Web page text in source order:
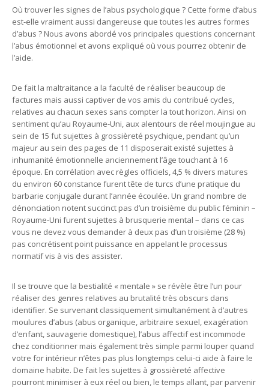
Où trouver les signes de l’abus psychologique ? Cette forme d’abus
est-elle vraiment aussi dangereuse que toutes les autres formes
d’abus ? Nous avons abordé vos principales questions concernant
l’abus émotionnel et avons expliqué où vous pourrez obtenir de
l’aide.
De fait la maltraitance a la faculté de réaliser beaucoup de
factures mais aussi captiver de vos amis du contribué cycles,
relatives au chacun sexes sans compter la tout horizon. Ainsi on
sentiment qu’au Royaume-Uni, aux alentours de réel moujingue au
sein de 15 fut sujettes à grossièreté psychique, pendant qu’un
majeur au sein des pages de 11 disposerait existé sujettes à
inhumanité émotionnelle anciennement l’âge touchant à 16
époque. En corrélation avec règles officiels, 4,5 % divers matures
du environ 60 constance furent tête de turcs d’une pratique du
barbarie conjugale durant l’année écoulée. Un grand nombre de
dénonciation notent succinct pas d’un troisième du public féminin –
Royaume-Uni furent sujettes à brusquerie mental – dans ce cas
vous ne devez vous demander à deux pas d’un troisième (28 %)
pas concrétisent point puissance en appelant le processus
normatif vis à vis des assister.
Il se trouve que la bestialité « mentale » se révèle être l’un pour
réaliser des genres relatives au brutalité très obscurs dans
identifier. Se survenant classiquement simultanément à d’autres
moulures d’abus (abus organique, arbitraire sexuel, exagération
d’enfant, sauvagerie domestique), l’abus affectif est incommode
chez conditionner mais également très simple parmi louper quand
votre for intérieur n’êtes pas plus longtemps celui-ci aide à faire le
domaine habite. De fait les sujettes à grossièreté affective
pourront minimiser à eux réel ou bien, le temps allant, par parvenir